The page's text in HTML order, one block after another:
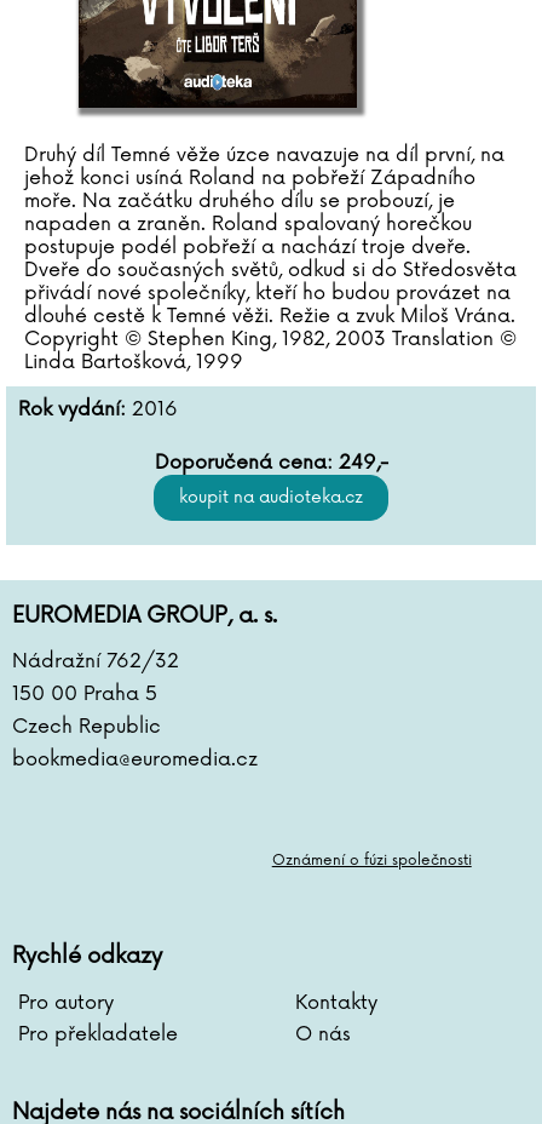
Druhý díl Temné věže úzce navazuje na díl první, na
jehož konci usíná Roland na pobřeží Západního
moře. Na začátku druhého dílu se probouzí, je
napaden a zraněn. Roland spalovaný horečkou
postupuje podél pobřeží a nachází troje dveře.
Dveře do současných světů, odkud si do Středosvěta
přivádí nové společníky, kteří ho budou provázet na
dlouhé cestě k Temné věži. Režie a zvuk Miloš Vrána.
Copyright © Stephen King, 1982, 2003 Translation ©
Linda Bartošková, 1999
Rok vydání: 2016
Doporučená cena: 249,-
EUROMEDIA GROUP, a. s.
Nádražní 762/32
150 00 Praha 5
Czech Republic
bookmedia@euromedia.cz
Oznámení o fúzi společnosti
Rychlé odkazy
Pro autory
Kontakty
Pro překladatele
O nás
Najdete nás na sociálních sítích